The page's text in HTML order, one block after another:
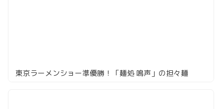
東京ラーメンショー準優勝！「麺処 鳴声」の担々麺